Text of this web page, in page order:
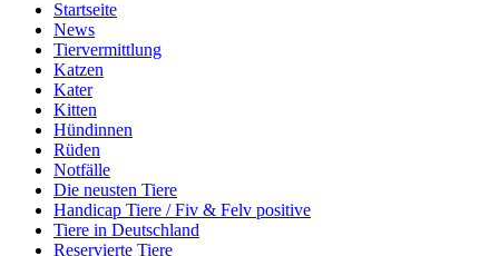
Startseite
News
Tiervermittlung
Katzen
Kater
Kitten
Hündinnen
Rüden
Notfälle
Die neusten Tiere
Handicap Tiere / Fiv & Felv positive
Tiere in Deutschland
Reservierte Tiere